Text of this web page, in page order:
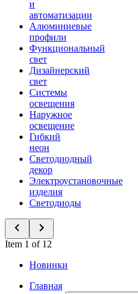
и
автоматизации
Алюминиевые
профили
Функциональный
свет
Дизайнерский
свет
Системы
освещения
Наружное
освещение
Гибкий
неон
Светодиодный
декор
Электроустановочные
изделия
Светодиоды
Item 1 of 12
Новинки
Главная